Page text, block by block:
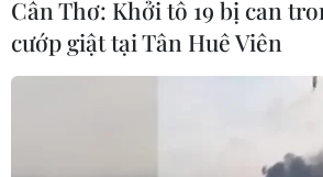
21/06/2023 10:04
Theo các chuyên gia, có 3 tình
tham quan xác tàu đắm Titanic
trong đó là có cơ hội sống sót cao.
Cần Thơ: Khởi tố 19 bị can
cướp giật tại Tân Huê Viên